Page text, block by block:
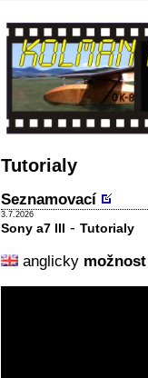
Tutorialy
Seznamovací
3.7.2026
Sony a7 III - Tutorialy
anglicky